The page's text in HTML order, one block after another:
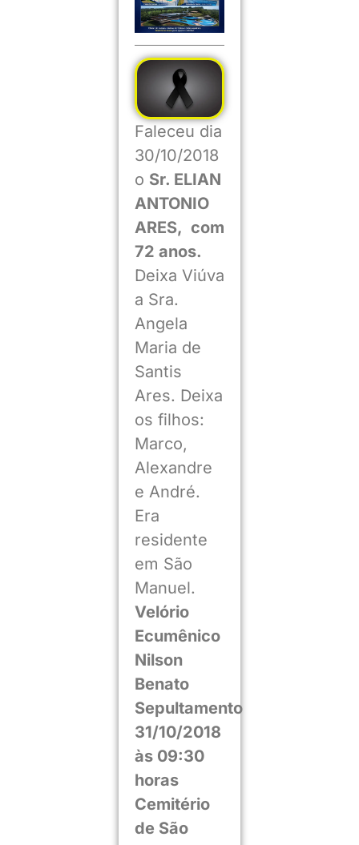
Faleceu dia
30/10/2018
o Sr. ELIAN
ANTONIO
ARES, com
72 anos.
Deixa Viúva
a Sra.
Angela
Maria de
Santis
Ares. Deixa
os filhos:
Marco,
Alexandre
e André.
Era
residente
em São
Manuel.
Velório
Ecumênico
Nilson
Benato
Sepultamento
31/10/2018
às 09:30
horas
Cemitério
de São